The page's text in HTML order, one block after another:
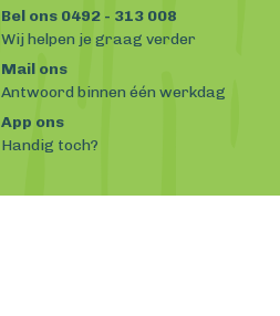
Bel ons 0492 - 313 008
Wij helpen je graag verder
Mail ons
Antwoord binnen één werkdag
App ons
Handig toch?